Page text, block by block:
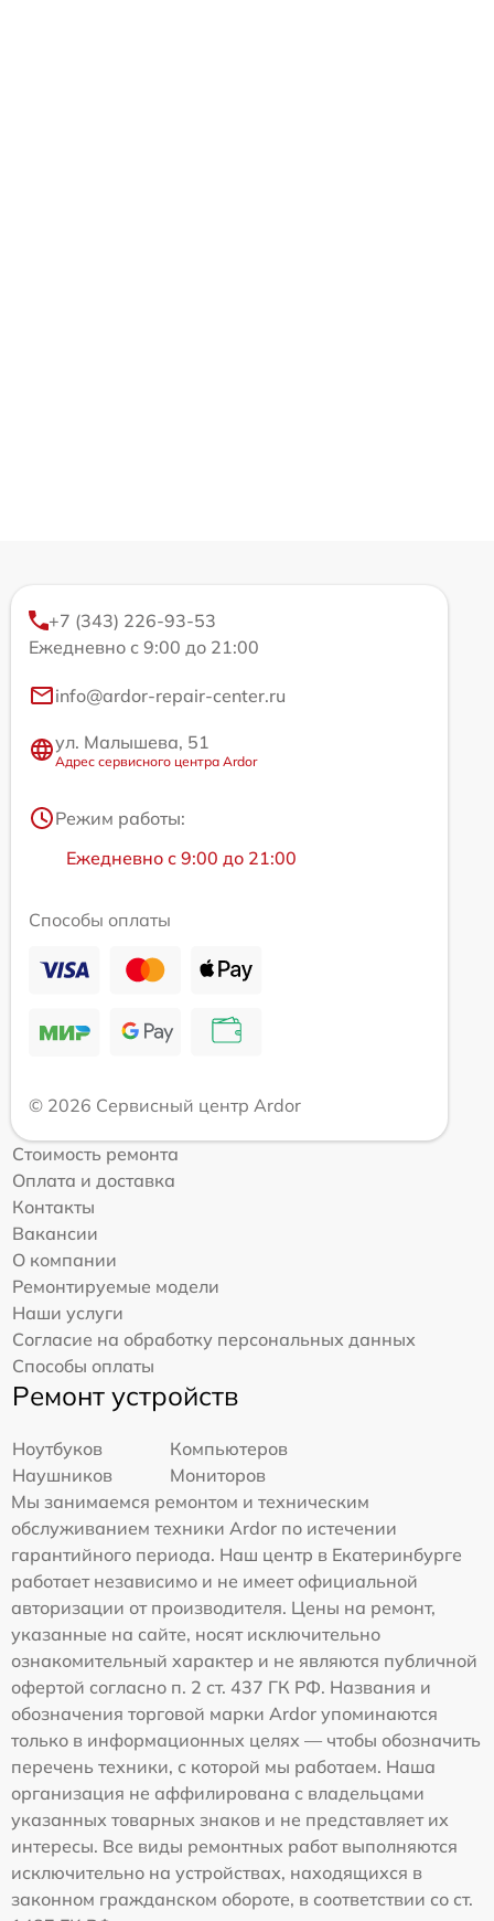
+7 (343) 226-93-53
Ежедневно с 9:00 до 21:00
info@ardor-repair-center.ru
ул. Малышева, 51
Адрес сервисного центра Ardor
Режим работы:
Ежедневно с 9:00 до 21:00
Способы оплаты
© 2026 Сервисный центр Ardor
Стоимость ремонта
Оплата и доставка
Контакты
Вакансии
О компании
Ремонтируемые модели
Наши услуги
Согласие на обработку персональных данных
Способы оплаты
Ремонт устройств
Ноутбуков
Компьютеров
Наушников
Мониторов
Мы занимаемся ремонтом и техническим
обслуживанием техники Ardor по истечении
гарантийного периода. Наш центр в Екатеринбурге
работает независимо и не имеет официальной
авторизации от производителя. Цены на ремонт,
указанные на сайте, носят исключительно
ознакомительный характер и не являются публичной
офертой согласно п. 2 ст. 437 ГК РФ. Названия и
обозначения торговой марки Ardor упоминаются
только в информационных целях — чтобы обозначить
перечень техники, с которой мы работаем. Наша
организация не аффилирована с владельцами
указанных товарных знаков и не представляет их
интересы. Все виды ремонтных работ выполняются
исключительно на устройствах, находящихся в
законном гражданском обороте, в соответствии со ст.